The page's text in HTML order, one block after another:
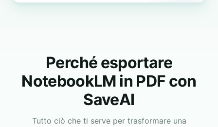
Perché esportare
NotebookLM in PDF con
SaveAI
Tutto ciò che ti serve per trasformare una